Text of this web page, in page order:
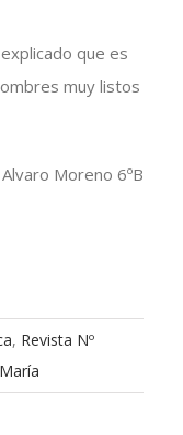
que es
muy listos
Alvaro Moreno 6ºB
, Revista Nº